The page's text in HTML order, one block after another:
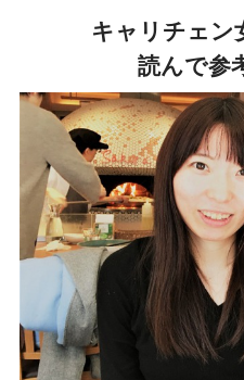
キャリチェン
読んで参